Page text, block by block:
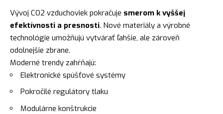
Vývoj CO2 vzduchoviek pokračuje smerom k vyššej
efektívnosti a presnosti. Nové materiály a výrobné
technológie umožňujú vytvárať ľahšie, ale zároveň
odolnejšie zbrane.
Moderné trendy zahŕňajú:
Elektronické spúšťové systémy
Pokročilé regulátory tlaku
Modulárne konštrukcie